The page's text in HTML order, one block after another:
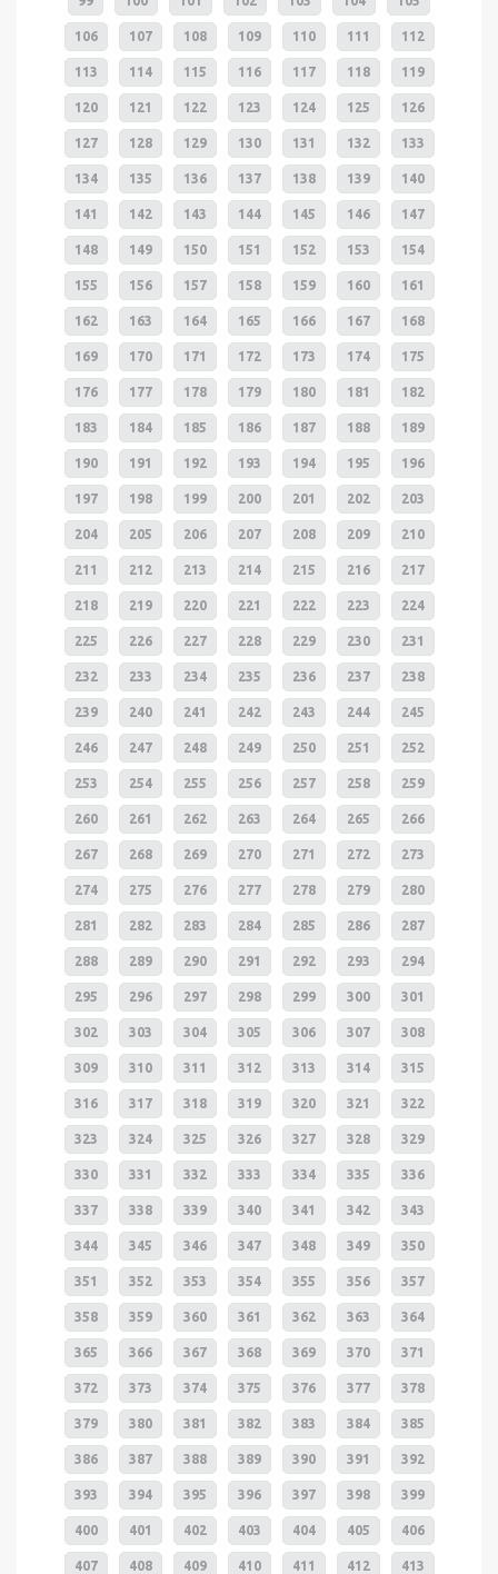
106 107 108 109 110 111 112
113 114 115 116 117 118 119
120 121 122 123 124 125 126
127 128 129 130 131 132 133
134 135 136 137 138 139 140
141 142 143 144 145 146 147
148 149 150 151 152 153 154
155 156 157 158 159 160 161
162 163 164 165 166 167 168
169 170 171 172 173 174 175
176 177 178 179 180 181 182
183 184 185 186 187 188 189
190 191 192 193 194 195 196
197 198 199 200 201 202 203
204 205 206 207 208 209 210
211 212 213 214 215 216 217
218 219 220 221 222 223 224
225 226 227 228 229 230 231
232 233 234 235 236 237 238
239 240 241 242 243 244 245
246 247 248 249 250 251 252
253 254 255 256 257 258 259
260 261 262 263 264 265 266
267 268 269 270 271 272 273
274 275 276 277 278 279 280
281 282 283 284 285 286 287
288 289 290 291 292 293 294
295 296 297 298 299 300 301
302 303 304 305 306 307 308
309 310 311 312 313 314 315
316 317 318 319 320 321 322
323 324 325 326 327 328 329
330 331 332 333 334 335 336
337 338 339 340 341 342 343
344 345 346 347 348 349 350
351 352 353 354 355 356 357
358 359 360 361 362 363 364
365 366 367 368 369 370 371
372 373 374 375 376 377 378
379 380 381 382 383 384 385
386 387 388 389 390 391 392
393 394 395 396 397 398 399
400 401 402 403 404 405 406
407 408 409 410 411 412 413